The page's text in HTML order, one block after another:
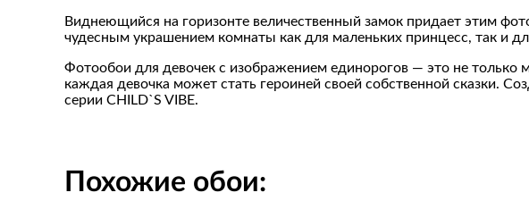
Виднеющийся на горизонте величественный замок придает этим
чудесным украшением комнаты как для маленьких принцесс, так и
Фотообои для девочек с изображением единорогов — это не
каждая девочка может стать героиней своей собственной сказки.
серии CHILD`S VIBE.
Похожие обои: